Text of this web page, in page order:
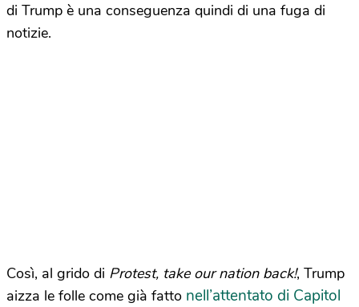
di Trump è una conseguenza quindi di una fuga di
notizie.
Così, al grido di Protest, take our nation back!, Trump
aizza le folle come già fatto nell’attentato di Capitol